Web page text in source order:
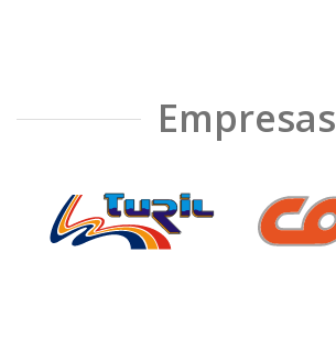
Empresas
❮